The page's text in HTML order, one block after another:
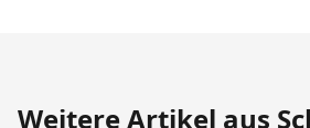
Weitere Artikel aus